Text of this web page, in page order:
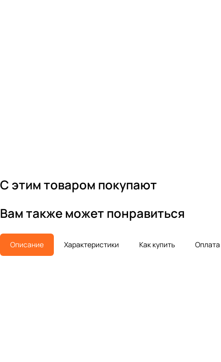
С этим товаром покупают
Вам также может понравиться
Описание Характеристики Как купить Оплата